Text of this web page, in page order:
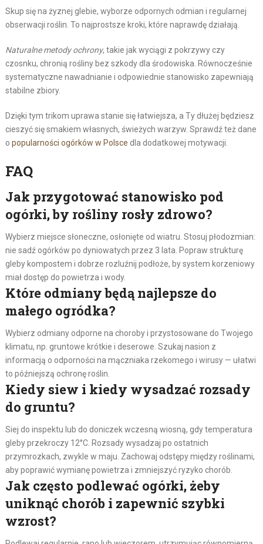
Skup się na żyznej glebie, wyborze odpornych odmian i regularnej
obserwacji roślin. To najprostsze kroki, które naprawdę działają.
Naturalne metody ochrony, takie jak wyciągi z pokrzywy czy
czosnku, chronią rośliny bez szkody dla środowiska. Równocześnie
systematyczne nawadnianie i odpowiednie stanowisko zapewniają
stabilne zbiory.
Dzięki tym trikom uprawa stanie się łatwiejsza, a Ty dłużej będziesz
cieszyć się smakiem własnych, świeżych warzyw. Sprawdź też dane
o popularności ogórków w Polsce dla dodatkowej motywacji.
FAQ
Jak przygotować stanowisko pod
ogórki, by rośliny rosły zdrowo?
Wybierz miejsce słoneczne, osłonięte od wiatru. Stosuj płodozmian:
nie sadź ogórków po dyniowatych przez 3 lata. Popraw strukturę
gleby kompostem i dobrze rozluźnij podłoże, by system korzeniowy
miał dostęp do powietrza i wody.
Które odmiany będą najlepsze do
małego ogródka?
Wybierz odmiany odporne na choroby i przystosowane do Twojego
klimatu, np. gruntowe krótkie i deserowe. Szukaj nasion z
informacją o odporności na mączniaka rzekomego i wirusy — ułatwi
to późniejszą ochronę roślin.
Kiedy siew i kiedy wysadzać rozsady
do gruntu?
Siej do inspektu lub do doniczek wczesną wiosną, gdy temperatura
gleby przekroczy 12°C. Rozsady wysadzaj po ostatnich
przymrozkach, zwykle w maju. Zachowaj odstępy między roślinami,
aby poprawić wymianę powietrza i zmniejszyć ryzyko chorób.
Jak często podlewać ogórki, żeby
uniknąć chorób i zapewnić szybki
wzrost?